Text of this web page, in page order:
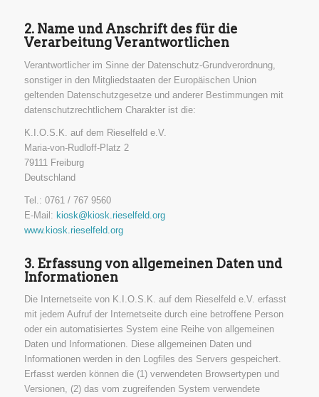
2. Name und Anschrift des für die
Verarbeitung Verantwortlichen
Verantwortlicher im Sinne der Datenschutz-Grundverordnung,
sonstiger in den Mitgliedstaaten der Europäischen Union
geltenden Datenschutzgesetze und anderer Bestimmungen mit
datenschutzrechtlichem Charakter ist die:
K.I.O.S.K. auf dem Rieselfeld e.V.
Maria-von-Rudloff-Platz 2
79111 Freiburg
Deutschland
Tel.: 0761 / 767 9560
E-Mail: kiosk@kiosk.rieselfeld.org
www.kiosk.rieselfeld.org
3. Erfassung von allgemeinen Daten und
Informationen
Die Internetseite von K.I.O.S.K. auf dem Rieselfeld e.V. erfasst
mit jedem Aufruf der Internetseite durch eine betroffene Person
oder ein automatisiertes System eine Reihe von allgemeinen
Daten und Informationen. Diese allgemeinen Daten und
Informationen werden in den Logfiles des Servers gespeichert.
Erfasst werden können die (1) verwendeten Browsertypen und
Versionen, (2) das vom zugreifenden System verwendete